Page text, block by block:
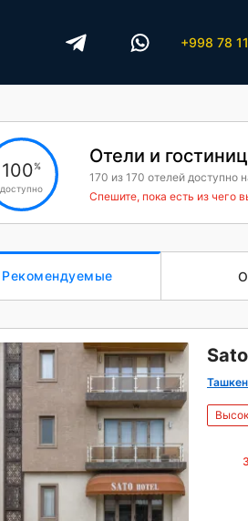
+998 78
100%
доступно
Отели и
170 из 170 отелей доступно
Спешите, пока есть из чего
Рекомендуемые